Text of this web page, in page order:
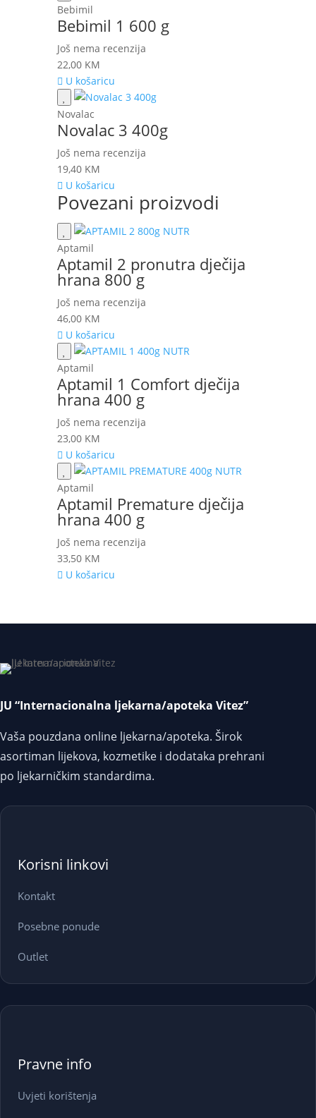
Bebimil
Bebimil 1 600 g
Još nema recenzija
22,00 KM
U košaricu
Novalac
Novalac 3 400g
Još nema recenzija
19,40 KM
U košaricu
Povezani proizvodi
Aptamil
Aptamil 2 pronutra dječija
hrana 800 g
Još nema recenzija
46,00 KM
U košaricu
Aptamil
Aptamil 1 Comfort dječija
hrana 400 g
Još nema recenzija
23,00 KM
U košaricu
Aptamil
Aptamil Premature dječija
hrana 400 g
Još nema recenzija
33,50 KM
U košaricu
JU “Internacionalna ljekarna/apoteka Vitez”
Vaša pouzdana online ljekarna/apoteka. Širok
asortiman lijekova, kozmetike i dodataka prehrani
po ljekarničkim standardima.
Korisni linkovi
Kontakt
Posebne ponude
Outlet
Pravne info
Uvjeti korištenja